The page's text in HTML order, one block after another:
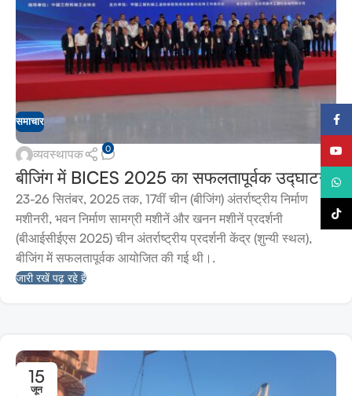
समाचार
व्यवस्थापक 0
बीजिंग में BICES 2025 का सफलतापूर्वक उद्घाटन
23-26 सितंबर, 2025 तक, 17वीं चीन (बीजिंग) अंतर्राष्ट्रीय निर्माण
मशीनरी, भवन निर्माण सामग्री मशीनें और खनन मशीनें प्रदर्शनी
(बीआईसीईएस 2025) चीन अंतर्राष्ट्रीय प्रदर्शनी केंद्र (शुन्यी स्थल),
बीजिंग में सफलतापूर्वक आयोजित की गई थी।.
जारी रखें पढ़ रहे हैं
15
जून
फेसबुक
यूट्यूब